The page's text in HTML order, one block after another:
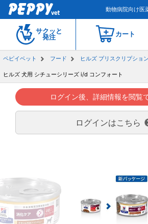
動物病院向け医
サクッと
発注
カート
ペピイベット フード ヒルズ プリスクリプシ
ヒルズ 犬用 シチューシリーズ i/d コンフォート
ログイン後、詳細情報を閲覧
ログインはこちら